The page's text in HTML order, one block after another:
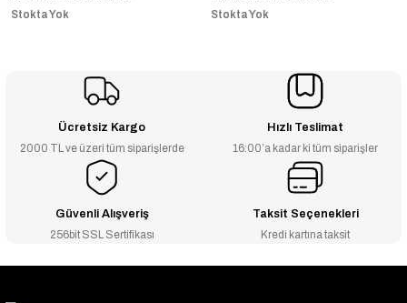
Stokta Yok
Stokta Yok
Ücretsiz Kargo
2000 TL ve üzeri tüm siparişlerde
Hızlı Teslimat
16:00’a kadar ki tüm siparişler
Güvenli Alışveriş
256bit SSL Sertifikası
Taksit Seçenekleri
Kredi kartına taksit